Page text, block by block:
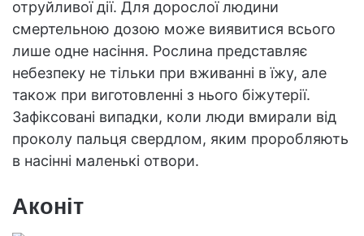
отруйливої дії. Для дорослої людини
смертельною дозою може виявитися всього
лише одне насіння. Рослина представляє
небезпеку не тільки при вживанні в їжу, але
також при виготовленні з нього біжутерії.
Зафіксовані випадки, коли люди вмирали від
проколу пальця свердлом, яким проробляють
в насінні маленькі отвори.
Аконіт